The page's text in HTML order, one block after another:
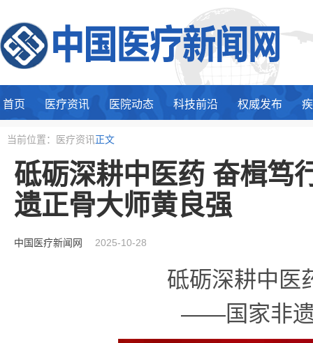
首页 医疗资讯 医院动态 科技前沿 权威发布
当前位置：医疗资讯 正文
砥砺深耕中医药 奋楫
遗正骨大师黄良强
中国医疗新闻网 2025-10-28
砥砺深耕中医
——国家非